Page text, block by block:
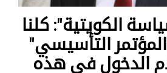
الكويتية": كلنا
التأسيسي"
الدخول في هذه